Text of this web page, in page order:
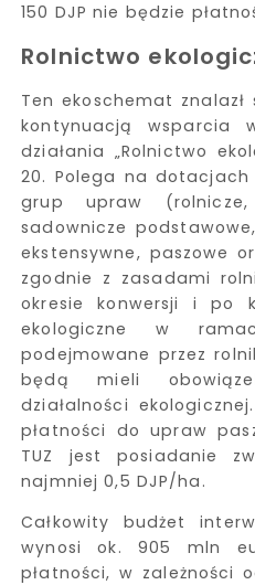
150 DJP nie będzie
Rolnictwo
Ten ekoschemat znalazł
kontynuacją wsparcia
działania „Rolnictwo
20. Polega na
grup upraw (rolnicze,
sadownicze
ekstensywne, paszowe
zgodnie z zasadami
okresie konwersji i po
ekologiczne w
podejmowane przez
będą mieli
działalności
płatności do upraw
TUZ jest posiadanie
najmniej 0,5 DJP/ha.
Całkowity budżet
wynosi ok. 905 mln
płatności, w zależności